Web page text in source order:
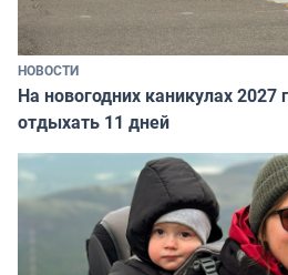
НОВОСТИ
На новогодних каникулах 2027
отдыхать 11 дней